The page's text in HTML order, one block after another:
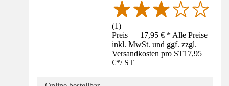
(1)
Preis — 17,95 € * Alle Preise
inkl. MwSt. und ggf. zzgl.
Versandkosten pro ST17,95
€*/ ST